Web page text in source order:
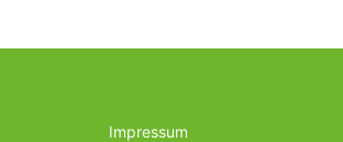
Impressum